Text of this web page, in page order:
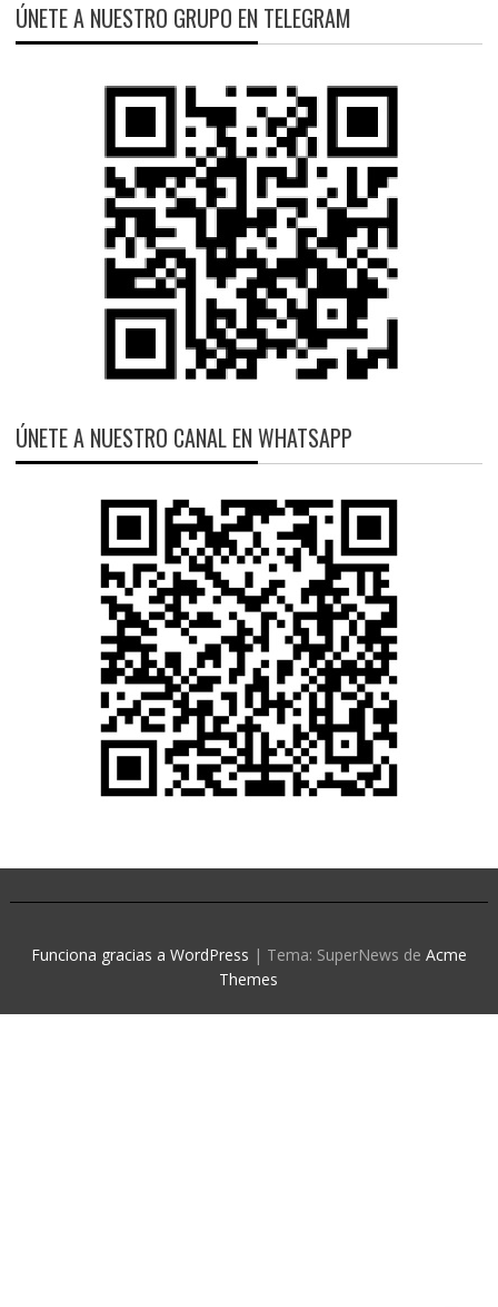
ÚNETE A NUESTRO GRUPO EN TELEGRAM
ÚNETE A NUESTRO CANAL EN WHATSAPP
Funciona gracias a WordPress | Tema: SuperNews de Acme
Themes